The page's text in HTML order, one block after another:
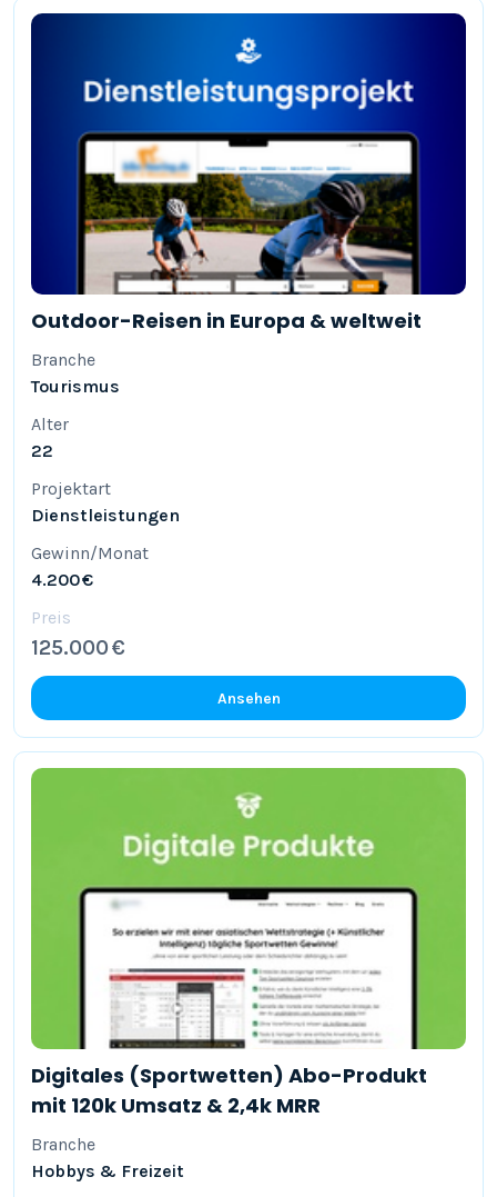
Outdoor-Reisen in Europa & weltweit
Branche
Tourismus
Alter
22
Projektart
Dienstleistungen
Gewinn/Monat
4.200 €
Preis
125.000 €
Ansehen
Digitales (Sportwetten) Abo-Produkt
mit 120k Umsatz & 2,4k MRR
Branche
Hobbys & Freizeit